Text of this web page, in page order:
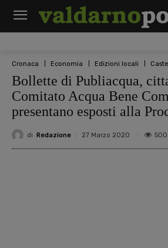
Cronaca Economia Edizioni locali
Bollette di Publiacqua,
Comitato Acqua Bene
presentano esposti alla
di Redazione 27 Marzo 2020 500